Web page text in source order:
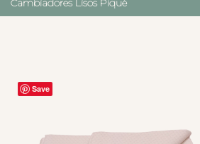
Cambiadores Lisos Piqué
Save